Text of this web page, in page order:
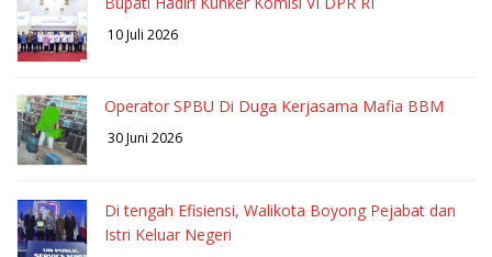
10 Juli 2026
Operator SPBU Di Duga Kerjasama Mafia BBM
30 Juni 2026
Di tengah Efisiensi, Walikota Boyong Pejabat dan
Istri Keluar Negeri